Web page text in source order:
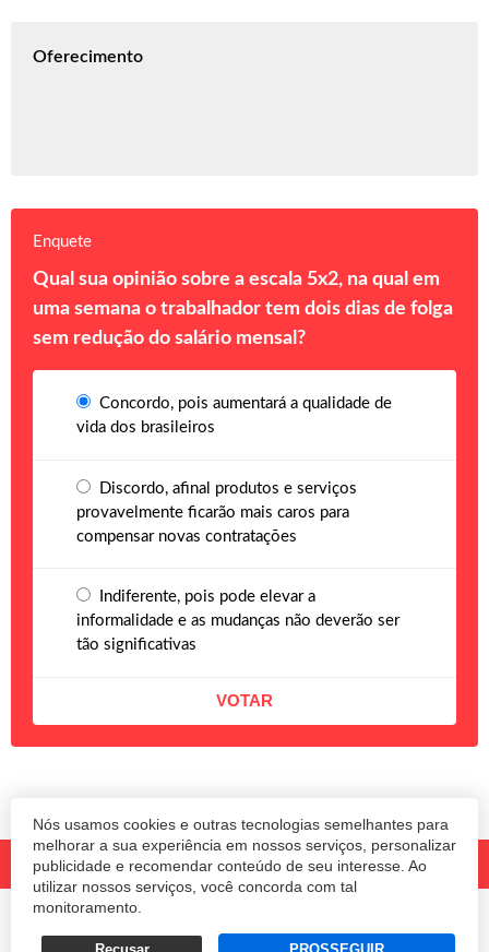
Nós usamos cookies e outras tecnologias semelhantes para
melhorar a sua experiência em nossos serviços, personalizar
publicidade e recomendar conteúdo de seu interesse. Ao
utilizar nossos serviços, você concorda com tal
monitoramento.
Oferecimento
Enquete
Qual sua opinião sobre a escala 5x2, na qual em
uma semana o trabalhador tem dois dias de folga
sem redução do salário mensal?
Concordo, pois aumentará a qualidade de
vida dos brasileiros
Discordo, afinal produtos e serviços
provavelmente ficarão mais caros para
compensar novas contratações
Indiferente, pois pode elevar a
informalidade e as mudanças não deverão ser
tão significativas